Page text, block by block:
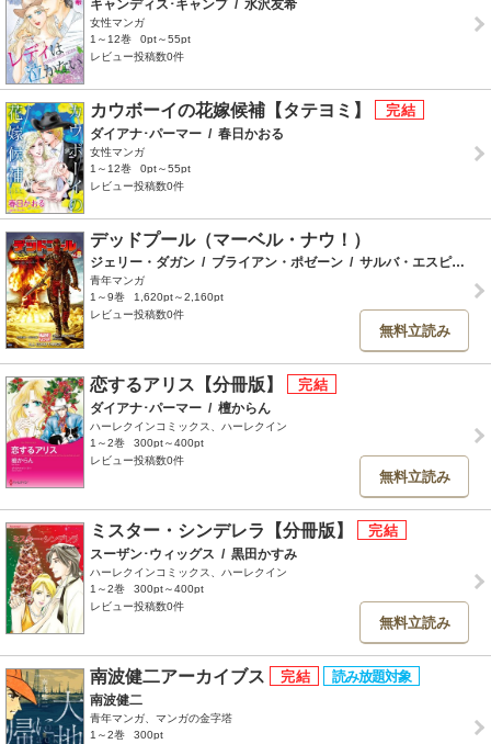
キャンディス･キャンプ / 水沢友希
女性マンガ
1～12巻
0pt～55pt
レビュー投稿数0件
カウボーイの花嫁候補【タテヨミ】
ダイアナ･パーマー / 春日かおる
女性マンガ
1～12巻
0pt～55pt
レビュー投稿数0件
デッドプール（マーベル・ナウ！）
ジェリー・ダガン / ブライアン・ポゼーン / サルバ・エスピン
青年マンガ
1～9巻
1,620pt～2,160pt
レビュー投稿数0件
無料立読み
恋するアリス【分冊版】
ダイアナ･パーマー / 檀からん
ハーレクインコミックス、ハーレクイン
1～2巻
300pt～400pt
レビュー投稿数0件
無料立読み
ミスター・シンデレラ【分冊版】
スーザン･ウィッグス / 黒田かすみ
ハーレクインコミックス、ハーレクイン
1～2巻
300pt～400pt
レビュー投稿数0件
無料立読み
南波健二アーカイブス
南波健二
青年マンガ、マンガの金字塔
1～2巻
300pt